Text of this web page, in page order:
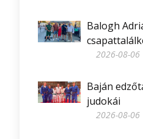
Balogh
2026-08-06
Baján
judokái
2026-08-06